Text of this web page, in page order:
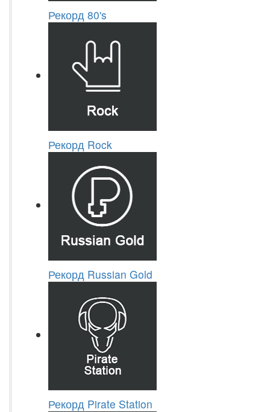
Рекорд 80's
Рекорд Rock
Рекорд Russian Gold
Рекорд Pirate Station